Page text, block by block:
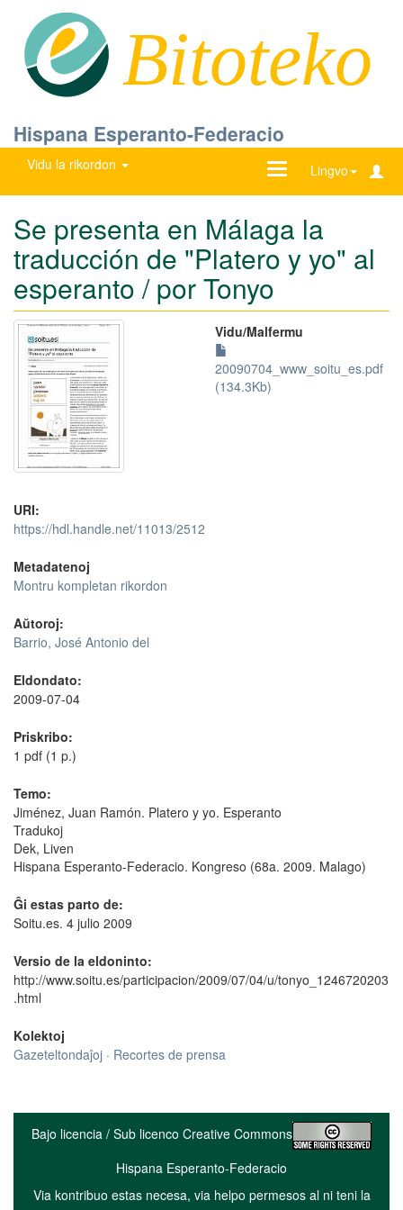
Bitoteko
Hispana Esperanto-Federacio
Vidu la rikordon Lingvo
Ŝanĝu
Se presenta en Málaga la
traducción de "Platero y yo" al
esperanto / por Tonyo
Vidu/Malfermu
20090704_www_soitu_es.pdf
(134.3Kb)
URI:
https://hdl.handle.net/11013/2512
Metadatenoj
Montru kompletan rikordon
Aŭtoroj:
Barrio, José Antonio del
Eldondato:
2009-07-04
Priskribo:
1 pdf (1 p.)
Temo:
Jiménez, Juan Ramón. Platero y yo. Esperanto
Tradukoj
Dek, Liven
Hispana Esperanto-Federacio. Kongreso (68a. 2009. Malago)
Ĝi estas parto de:
Soitu.es. 4 julio 2009
Versio de la eldoninto:
http://www.soitu.es/participacion/2009/07/04/u/tonyo_1246720203
.html
Kolektoj
Gazeteltondaĵoj · Recortes de prensa
Bajo licencia / Sub licenco Creative Commons
Hispana Esperanto-Federacio
Via kontribuo estas necesa, via helpo permesos al ni teni la